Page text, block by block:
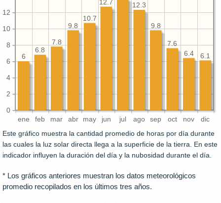
ene feb mar abr may jun jul ago sep oct nov dic
0
2
4
6
8
10
12
6.1
6.4
7.6
9.8
12.3
12.7
10.7
9.8
7.8
6.8
6
Este gráfico muestra la cantidad promedio de horas por día durante
las cuales la luz solar directa llega a la superficie de la tierra. En este
indicador influyen la duración del día y la nubosidad durante el día.
* Los gráficos anteriores muestran los datos meteorológicos
promedio recopilados en los últimos tres años.